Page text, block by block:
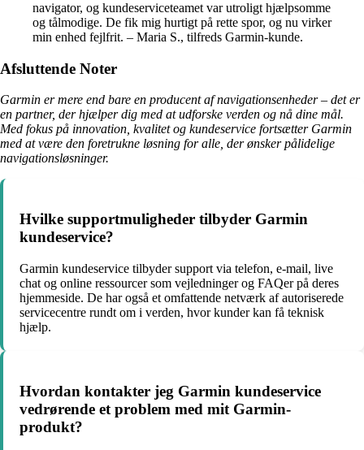
navigator, og kundeserviceteamet var utroligt hjælpsomme
og tålmodige. De fik mig hurtigt på rette spor, og nu virker
min enhed fejlfrit. – Maria S., tilfreds Garmin-kunde.
Afsluttende Noter
Garmin er mere end bare en producent af navigationsenheder – det er
en partner, der hjælper dig med at udforske verden og nå dine mål.
Med fokus på innovation, kvalitet og kundeservice fortsætter Garmin
med at være den foretrukne løsning for alle, der ønsker pålidelige
navigationsløsninger.
Hvilke supportmuligheder tilbyder Garmin
kundeservice?
Garmin kundeservice tilbyder support via telefon, e-mail, live
chat og online ressourcer som vejledninger og FAQer på deres
hjemmeside. De har også et omfattende netværk af autoriserede
servicecentre rundt om i verden, hvor kunder kan få teknisk
hjælp.
Hvordan kontakter jeg Garmin kundeservice
vedrørende et problem med mit Garmin-
produkt?